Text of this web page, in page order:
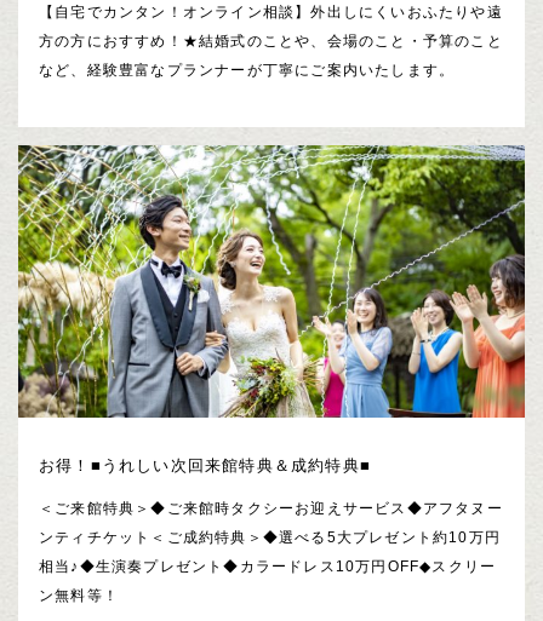
【自宅でカンタン！オンライン相談】外出しにくいおふたりや遠
方の方におすすめ！★結婚式のことや、会場のこと・予算のこと
など、経験豊富なプランナーが丁寧にご案内いたします。
お得！■うれしい次回来館特典＆成約特典■
＜ご来館特典＞◆ご来館時タクシーお迎えサービス◆アフタヌー
ンティチケット＜ご成約特典＞◆選べる5大プレゼント約10万円
相当♪◆生演奏プレゼント◆カラードレス10万円OFF◆スクリー
ン無料等！